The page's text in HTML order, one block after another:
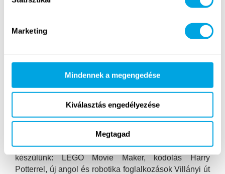
Marketing
Mindennek a megengedése
Kiválasztás engedélyezése
Megtagad
2019-ben is két helyszínen táborozunk Újbudán:
megszokott táborhelyünkön már 7-féle foglalkozás
várja táborozóinkat, valamint számos új táborral
készülünk: LEGO Movie Maker, kódolás Harry
Potterrel, új angol és robotika foglalkozások Villányi út